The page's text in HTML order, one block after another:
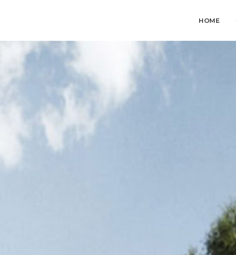
HOME